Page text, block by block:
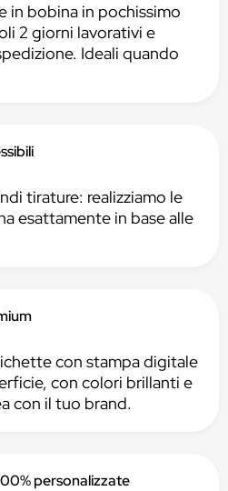
in bobina in pochissimo
2 giorni lavorativi e
Ideali quando
tirature: realizziamo le
esattamente in base alle
con stampa digitale
con colori brillanti e
con il tuo brand.
personalizzate